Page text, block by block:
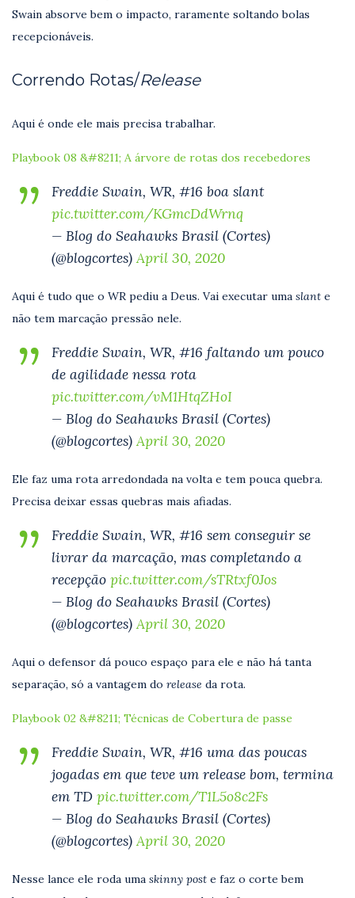
Swain absorve bem o impacto, raramente soltando bolas
recepcionáveis.
Correndo Rotas/Release
Aqui é onde ele mais precisa trabalhar.
Playbook 08 &#8211; A árvore de rotas dos recebedores
Freddie Swain, WR, #16 boa slant
pic.twitter.com/KGmcDdWrnq
— Blog do Seahawks Brasil (Cortes)
(@blogcortes)April 30, 2020
Aqui é tudo que o WR pediu a Deus. Vai executar uma slant e
não tem marcação pressão nele.
Freddie Swain, WR, #16 faltando um pouco
de agilidade nessa rota
pic.twitter.com/vM1HtqZHoI
— Blog do Seahawks Brasil (Cortes)
(@blogcortes)April 30, 2020
Ele faz uma rota arredondada na volta e tem pouca quebra.
Precisa deixar essas quebras mais afiadas.
Freddie Swain, WR, #16 sem conseguir se
livrar da marcação, mas completando a
recepção pic.twitter.com/sTRtxf0Jos
— Blog do Seahawks Brasil (Cortes)
(@blogcortes)April 30, 2020
Aqui o defensor dá pouco espaço para ele e não há tanta
separação, só a vantagem do release da rota.
Playbook 02 &#8211; Técnicas de Cobertura de passe
Freddie Swain, WR, #16 uma das poucas
jogadas em que teve um release bom, termina
em TD pic.twitter.com/T1L5o8c2Fs
— Blog do Seahawks Brasil (Cortes)
(@blogcortes)April 30, 2020
Nesse lance ele roda uma skinny post e faz o corte bem